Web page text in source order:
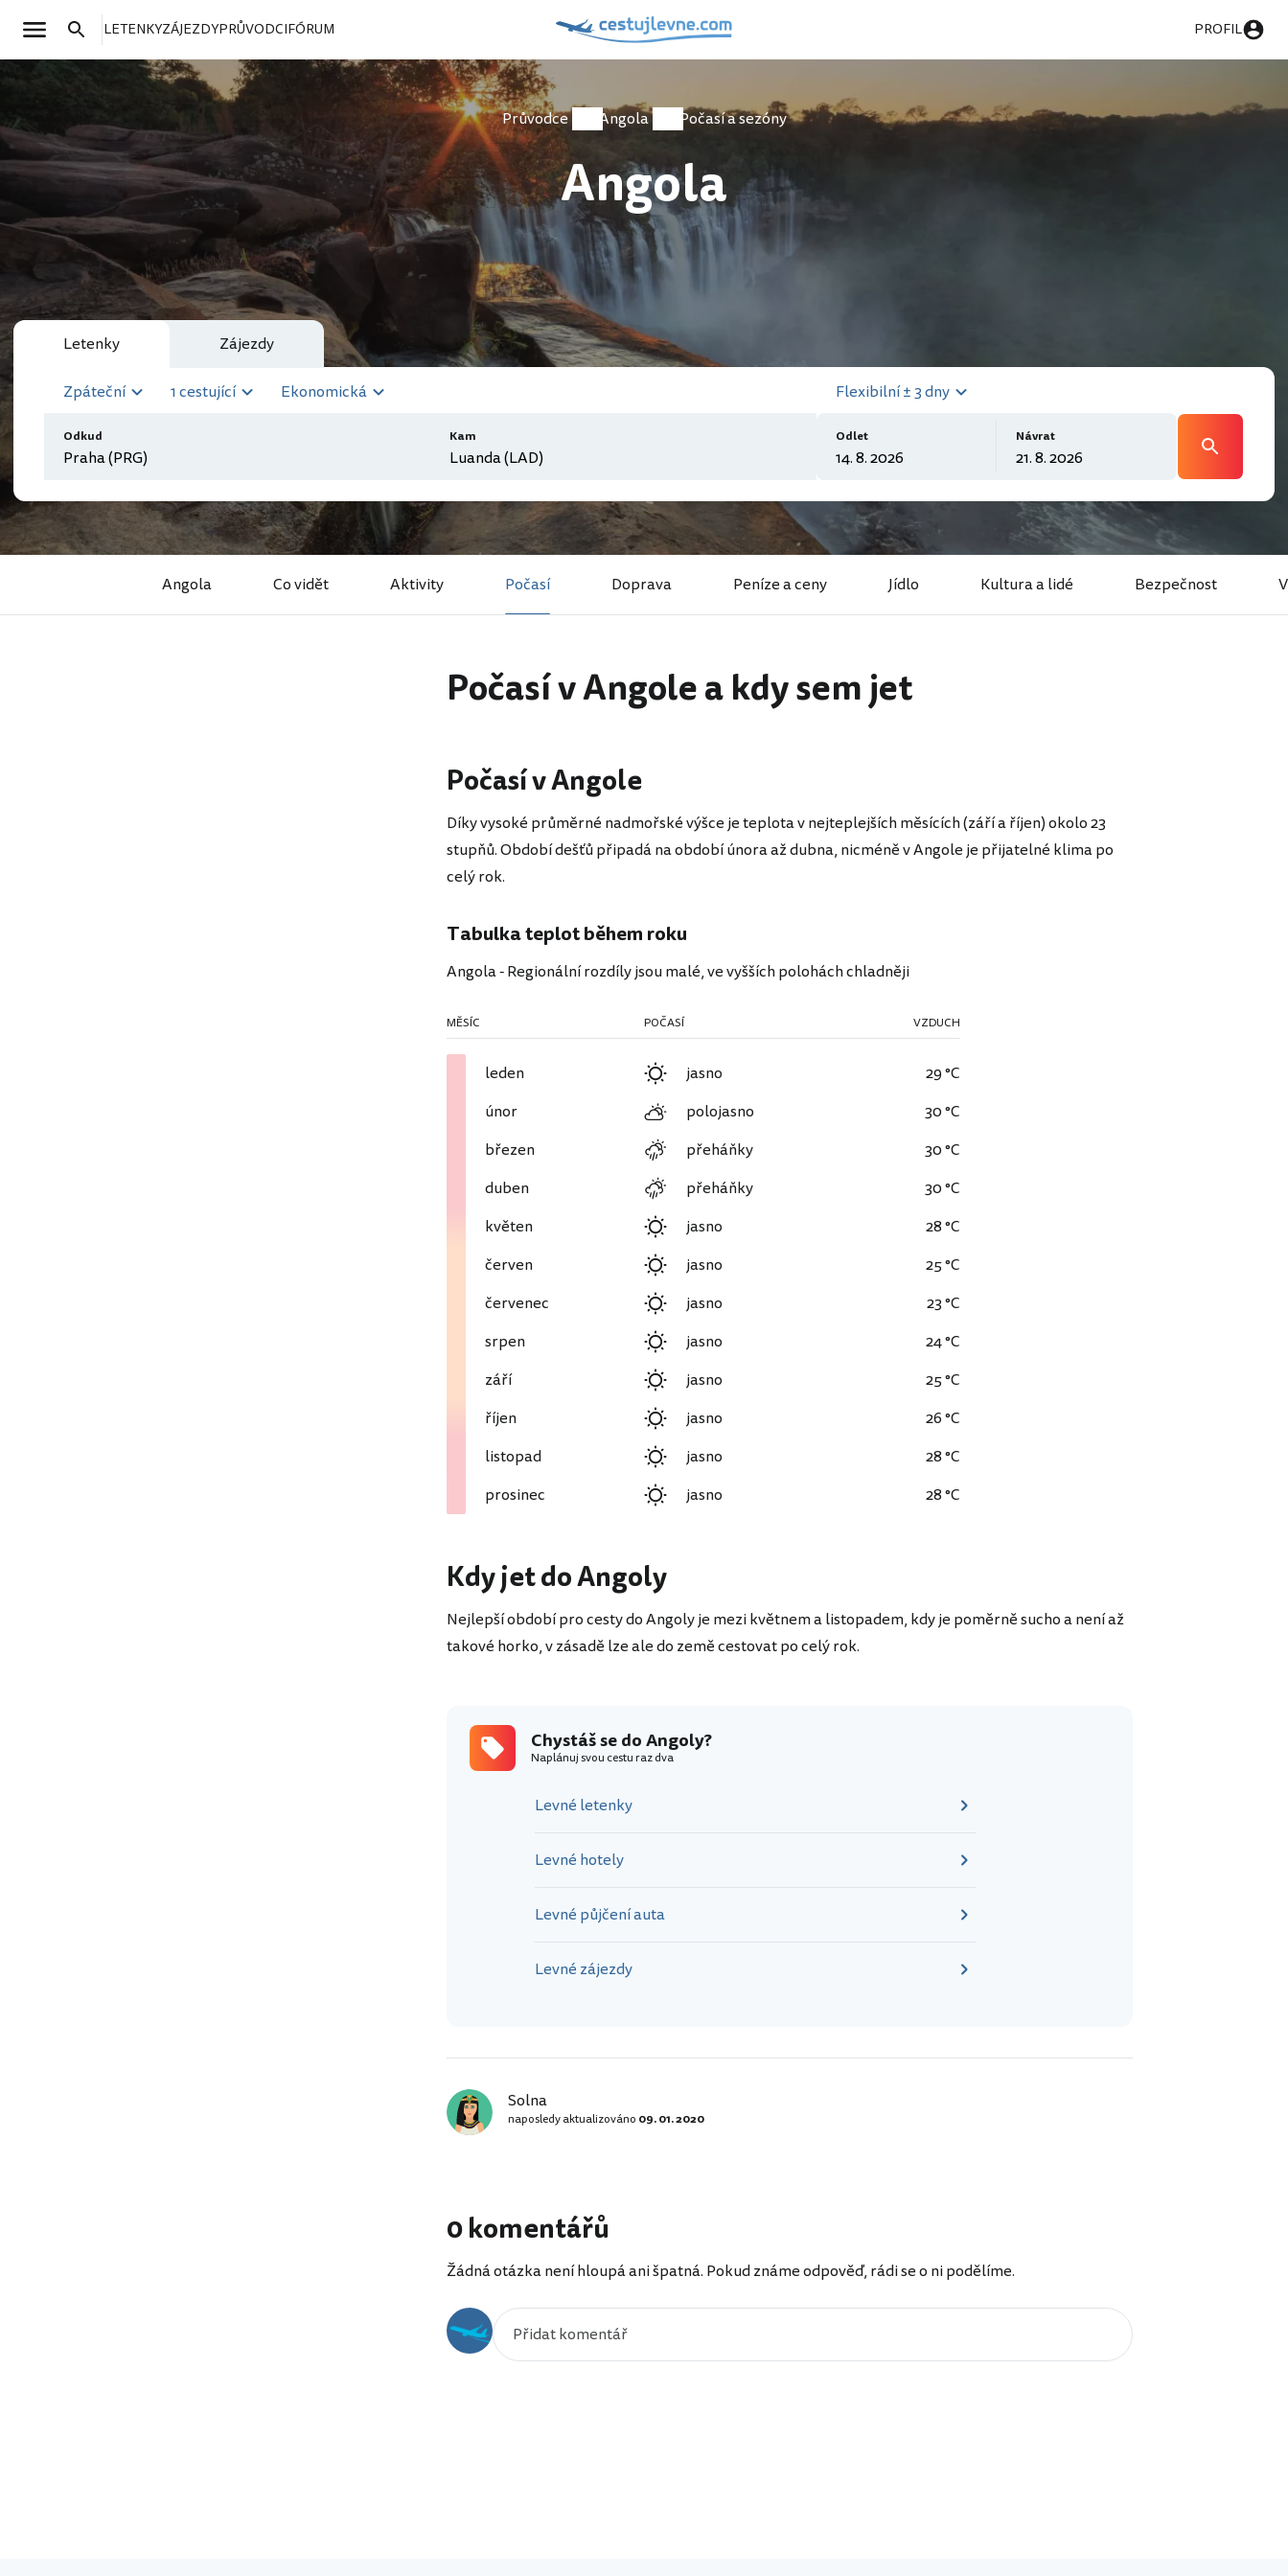
LETENKYZÁJEZDYPRŮVODCIFÓRUM PROFIL
Průvodce Angola Počasí a sezóny
Angola
Letenky Zájezdy
Zpáteční 1 cestující Ekonomická
Odkud Kam
Flexibilní ± 3 dny
Odlet Návrat
Angola Co vidět Aktivity Počasí Doprava Peníze a ceny Jídlo Kultura a lidé Bezpečnost
Počasí v Angole a kdy sem jet
Počasí v Angole
Díky vysoké průměrné nadmořské výšce je teplota v nejteplejších měsících (září a říjen) okolo 23
stupňů. Období dešťů připadá na období února až dubna, nicméně v Angole je přijatelné klima po
celý rok.
Tabulka teplot během roku
Angola - Regionální rozdíly jsou malé, ve vyšších polohách chladněji
MĚSÍC POČASÍ VZDUCH
leden jasno
29 °C
únor
polojasno
30 °C
březen
přeháňky
30 °C
duben
přeháňky
30 °C
květen
jasno
28 °C
červen
jasno
25 °C
červenec
jasno
23 °C
srpen
jasno
24 °C
září
jasno
25 °C
říjen
jasno
26 °C
listopad
jasno
28 °C
prosinec
jasno 28 °C
Kdy jet do Angoly
Nejlepší období pro cesty do Angoly je mezi květnem a listopadem, kdy je poměrně sucho a není až
takové horko, v zásadě lze ale do země cestovat po celý rok.
Chystáš se do Angoly?
Naplánuj svou cestu raz dva
Levné letenky
Levné hotely
Levné půjčení auta
Levné zájezdy
Solna
naposledy aktualizováno 09. 01. 2020
0 komentářů
Žádná otázka není hloupá ani špatná. Pokud známe odpověď, rádi se o ni podělíme.